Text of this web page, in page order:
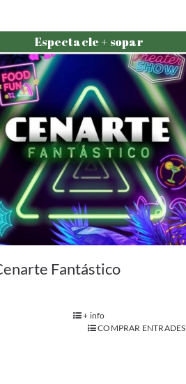
Espectacle + sopar
Fantástico
+ info
COMPRAR ENTRADES